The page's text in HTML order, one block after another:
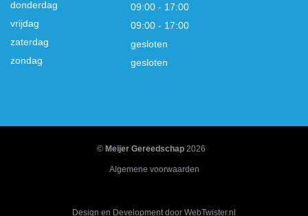
donderdag
09:00 - 17:00
vrijdag
09:00 - 17:00
zaterdag
gesloten
zondag
gesloten
© Meijer Gereedschap 2026
Algemene voorwaarden
Design en Development door WebTwister.nl